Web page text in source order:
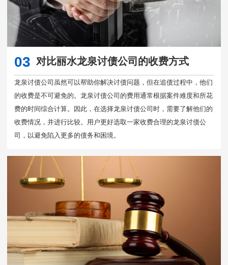
03 对比丽水龙泉讨债公司的收费方式
龙泉讨债公司虽然可以帮助你解决讨债问题，但在追债过程中，他们
的收费是不可避免的。龙泉讨债公司的费用通常根据案件难度和所花
费的时间综合计算。因此，在选择龙泉讨债公司时，需要了解他们的
收费情况，并进行比较。用户更好选取一家收费合理的龙泉讨债公
司，以避免陷入更多的债务和困境。